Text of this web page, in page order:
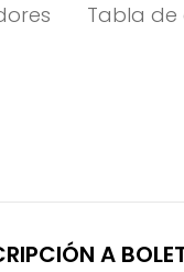
Tabla de
A